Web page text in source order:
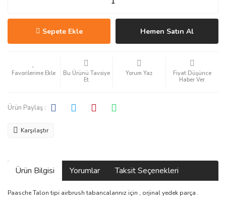
Sepete Ekle Hemen Satın Al
Bu Ürünü Tavsiye
Et
Yorum Yaz
Fiyat Düşünce
Haber Ver
Ürün Paylaş :
Karşılaştır
Ürün Bilgisi Yorumlar Taksit Seçenekleri
Paasche Talon tipi airbrush tabancalarınız için , orjinal yedek parça .